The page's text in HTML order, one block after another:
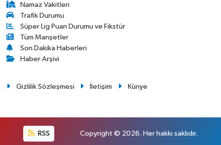
Namaz Vakitleri
Trafik Durumu
Süper Lig Puan Durumu ve Fikstür
Tüm Manşetler
Son Dakika Haberleri
Haber Arşivi
Gizlilik Sözleşmesi İletişim Künye
RSS Copyright © 2026. Her hakkı saklıdır.